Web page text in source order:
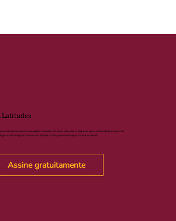
climática! Assine a newsletter mensal LACLIMA Latitudes e receba em seu e-mail análises atemporais,
e informações sobre nossa atuação, tudo para você se aprofundar no tema.
Assine gratuitamente